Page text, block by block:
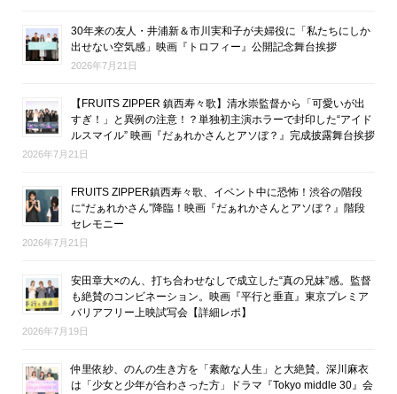
30年来の友人・井浦新＆市川実和子が夫婦役に「私たちにしか
出せない空気感」映画『トロフィー』公開記念舞台挨拶
2026年7月21日
【FRUITS ZIPPER 鎮西寿々歌】清水崇監督から「可愛いが出
すぎ！」と異例の注意！？単独初主演ホラーで封印した“アイド
ルスマイル” 映画『だぁれかさんとアソぼ？』完成披露舞台挨拶
2026年7月21日
FRUITS ZIPPER鎮西寿々歌、イベント中に恐怖！渋谷の階段
に“だぁれかさん”降臨！映画『だぁれかさんとアソぼ？』階段
セレモニー
2026年7月21日
安田章大×のん、打ち合わせなしで成立した“真の兄妹”感。監督
も絶賛のコンビネーション。映画『平行と垂直』東京プレミア
バリアフリー上映試写会【詳細レポ】
2026年7月19日
仲里依紗、のんの生き方を「素敵な人生」と大絶賛。深川麻衣
は「少女と少年が合わさった方」ドラマ『Tokyo middle 30』会